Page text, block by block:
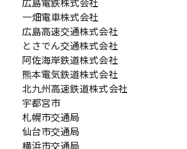
一畑電車株式会社
広島高速交通株式会社
とさでん交通株式会社
阿佐海岸鉄道株式会社
熊本電気鉄道株式会社
北九州高速鉄道株式会社
宇都宮市
札幌市交通局
仙台市交通局
横浜市交通局